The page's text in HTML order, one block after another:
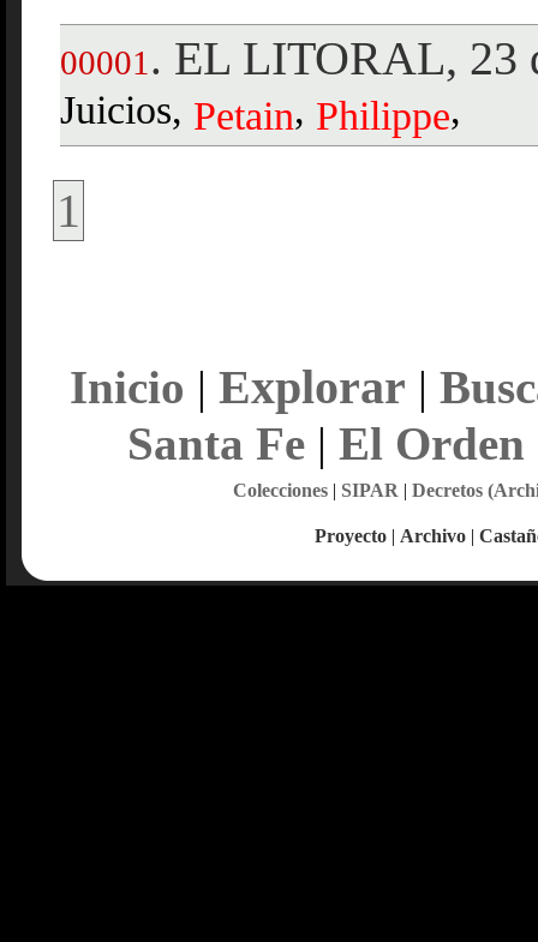
00001 . EL LITORAL, 23
Juicios, Petain, Philippe,
1
Inicio | Explorar |
Santa Fe| El Orden
Colecciones| SIPAR | Decretos
Proyecto | Archivo |